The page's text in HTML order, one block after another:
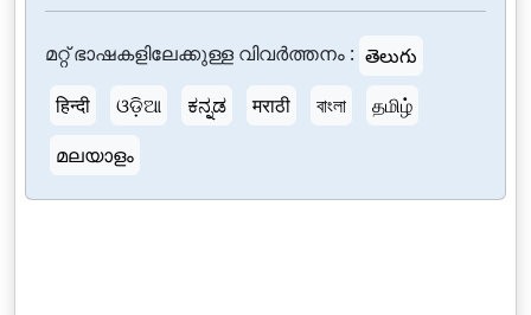
മറ്റ് ഭാഷകളിലേക്കുള്ള വിവർത്തനം : తెలుగు
हिन्दी
ଓଡ଼ିଆ ಕನ್ನಡ मराठी বাংলা
தமிழ்
മലയാളം